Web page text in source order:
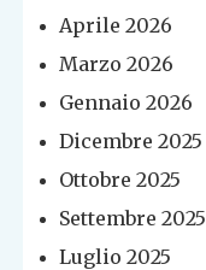
Aprile 2026
Marzo 2026
Gennaio 2026
Dicembre 2025
Ottobre 2025
Settembre 2025
Luglio 2025